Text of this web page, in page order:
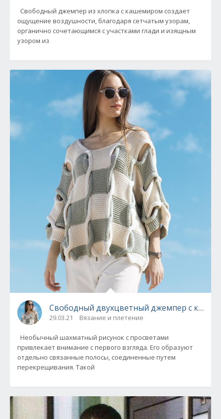
Свободный джемпер из хлопка с кашемиром создает
ощущение воздушности, благодаря сетчатым узорам,
органично сочетающимся с участками глади и изящным
узором из
Свободный двухцветный джемпер с
29.03.21 Вязание и плетение
Необычный шахматный рисунок с просветами
привлекает внимание с первого взгляда. Его образуют
отдельно связанные полосы, соединенные путем
перекрещивания. Такой